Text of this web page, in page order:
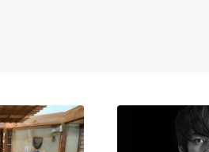
for Social Good
るさと納税
コ